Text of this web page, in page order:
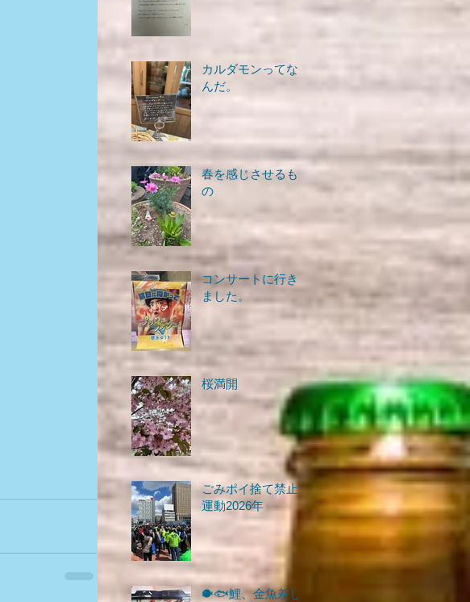
カルダモンってな
んだ。
春を感じさせるも
の
コンサートに行き
ました。
桜満開
ごみポイ捨て禁止
運動2026年
🐡🐟鯉、金魚差し